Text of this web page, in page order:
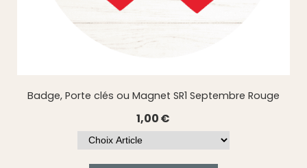
Badge, Porte clés ou Magnet SR1 Septembre Rouge
1,00€